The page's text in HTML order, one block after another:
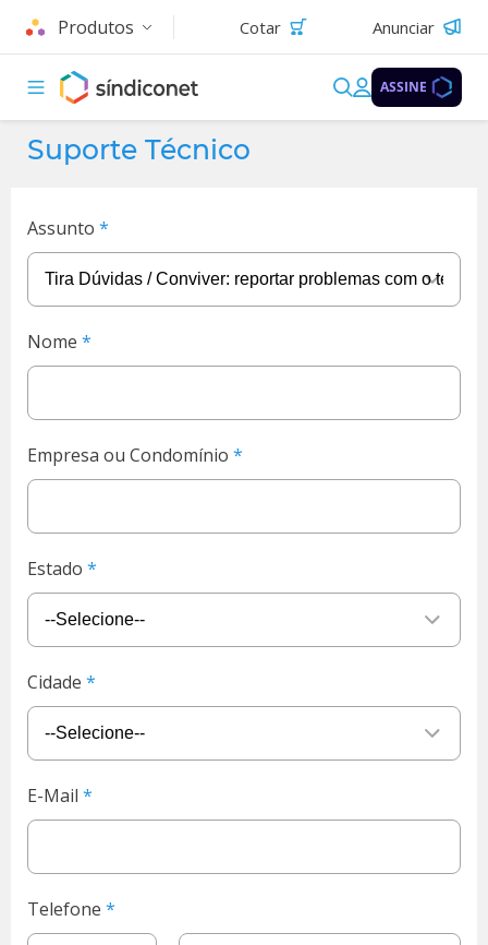
Produtos Cotar Anunciar
ASSINE
Suporte Técnico
Assunto
Nome
Empresa ou Condomínio
Estado
Cidade
E-Mail
Telefone